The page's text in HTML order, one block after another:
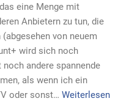
eine Menge mit
Anbietern zu tun, die
von neuem
wird sich noch
andere spannende
als wenn ich ein
oder sonst… Weiterlesen